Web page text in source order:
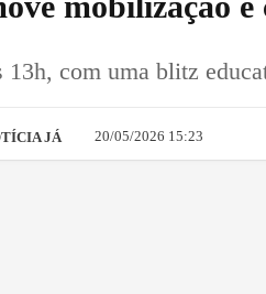
com uma blitz
JÁ 20/05/2026 15:23